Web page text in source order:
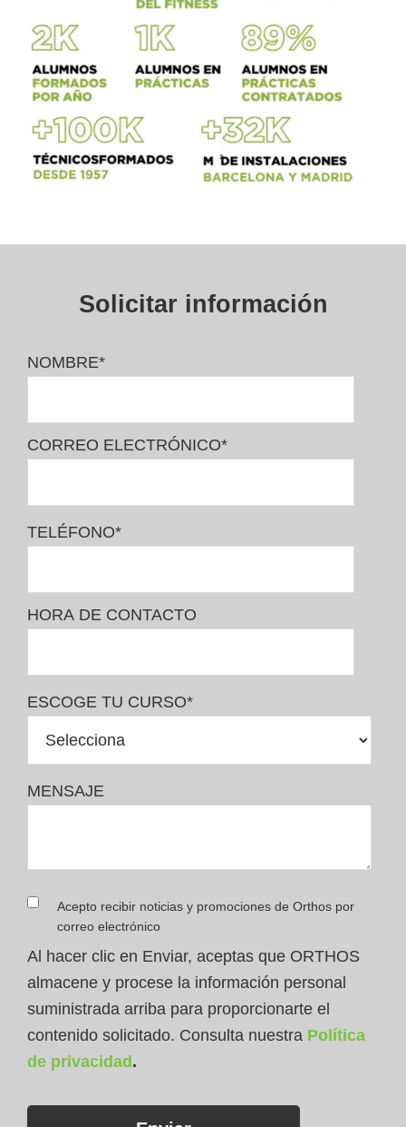
Solicitar información
NOMBRE*
CORREO ELECTRÓNICO*
TELÉFONO*
HORA DE CONTACTO
ESCOGE TU CURSO*
MENSAJE
Acepto recibir noticias y promociones de Orthos por
correo electrónico
Al hacer clic en Enviar, aceptas que ORTHOS
almacene y procese la información personal
suministrada arriba para proporcionarte el
contenido solicitado. Consulta nuestra Política
de privacidad.